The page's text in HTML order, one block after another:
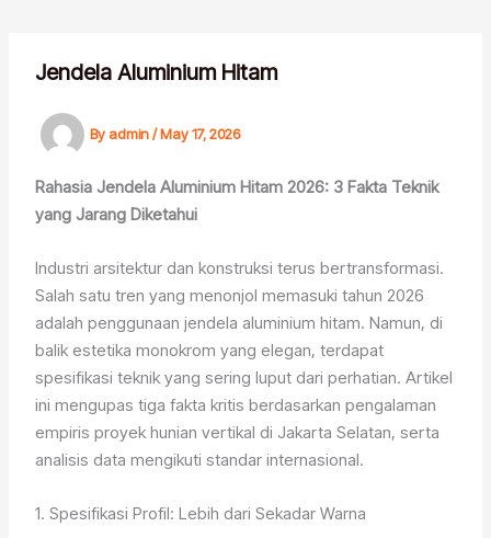
contentJendela Aluminium Hitam
Byadmin/May 17, 2026
Rahasia Jendela Aluminium Hitam 2026: 3 Fakta Teknik
yang Jarang Diketahui
Industri arsitektur dan konstruksi terus bertransformasi.
Salah satu tren yang menonjol memasuki tahun 2026
adalah penggunaan jendela aluminium hitam. Namun, di
balik estetika monokrom yang elegan, terdapat
spesifikasi teknik yang sering luput dari perhatian. Artikel
ini mengupas tiga fakta kritis berdasarkan pengalaman
empiris proyek hunian vertikal di Jakarta Selatan, serta
analisis data mengikuti standar internasional.
1. Spesifikasi Profil: Lebih dari Sekadar Warna